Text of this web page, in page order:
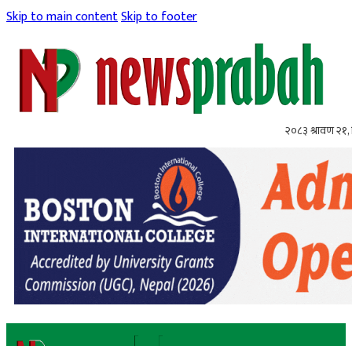
Skip to main contentSkip to footer
२०८३ श्रावण २१,